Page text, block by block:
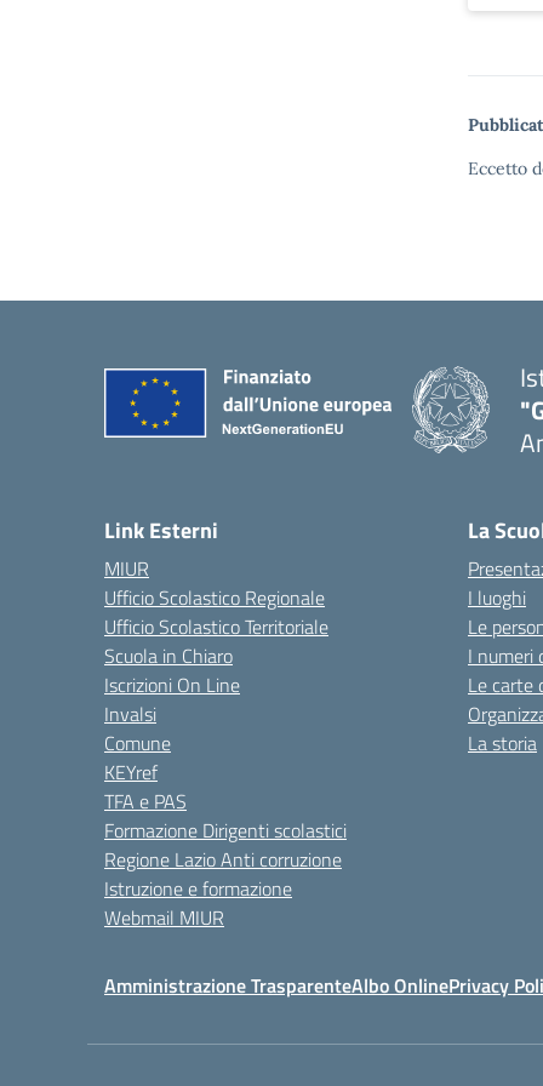
Eccetto
Link Esterni
MIUR
Ufficio Scolastico Regionale
Ufficio Scolastico Territoriale
Scuola in Chiaro
Iscrizioni On Line
Invalsi
Comune
KEYref
TFA e PAS
Formazione Dirigenti scolastici
Regione Lazio Anti corruzione
Istruzione e formazione
Webmail MIUR
La
I luoghi
Le
I numeri
Le carte
La storia
Amministrazione TrasparenteAlbo OnlinePrivacy